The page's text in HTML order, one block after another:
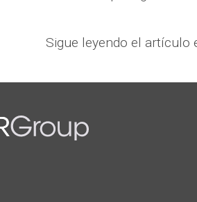
Sigue leyendo el artículo